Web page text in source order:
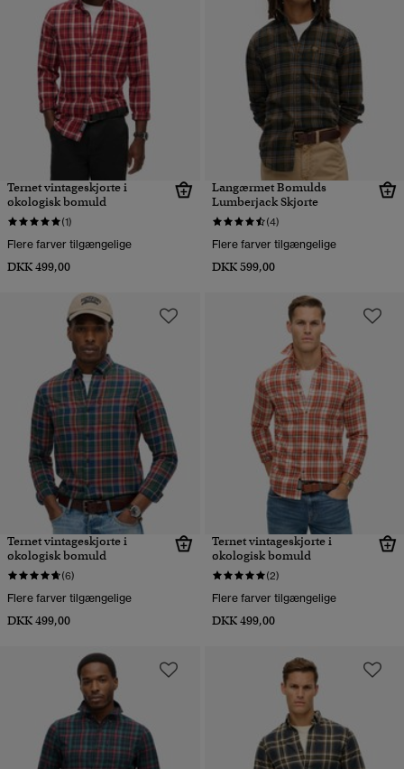
Ternet vintageskjorte i
økologisk bomuld
(1)
Flere farver tilgængelige
DKK 499,00
Langærmet Bomulds
Lumberjack Skjorte
(4)
Flere farver tilgængelige
DKK 599,00
Ternet vintageskjorte i
økologisk bomuld
(6)
Flere farver tilgængelige
DKK 499,00
Ternet vintageskjorte i
økologisk bomuld
(2)
Flere farver tilgængelige
DKK 499,00